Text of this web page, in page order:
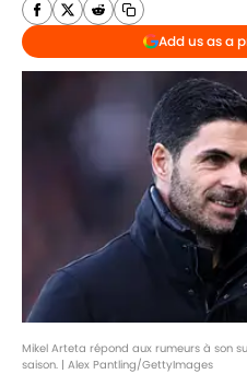
Add us as a
Mikel Arteta répond aux rumeurs à son
saison. | Alex Pantling/GettyImages